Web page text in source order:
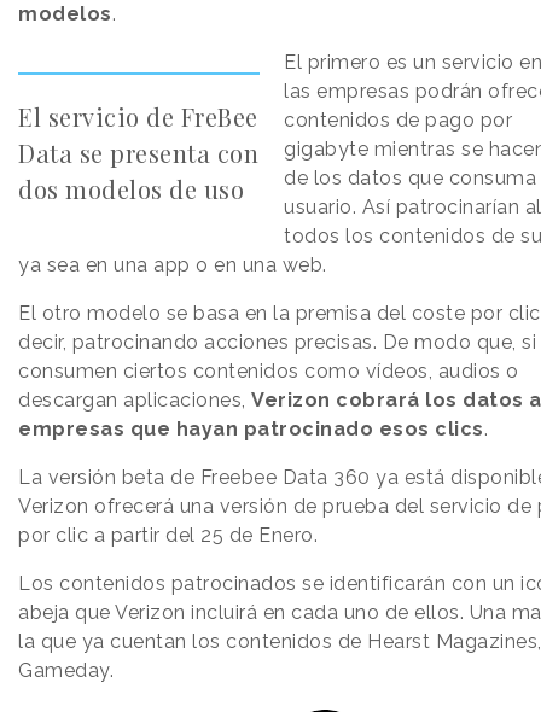
modelos.
El servicio de FreBee
Data se presenta con
dos modelos de uso
El primero es un servicio
las empresas podrán
contenidos de pago por
gigabyte mientras se
de los datos que consuma
usuario. Así patrocinarían
todos los contenidos de
ya sea en una app o en una web.
El otro modelo se basa en la premisa del coste por
decir, patrocinando acciones precisas. De modo que, si
consumen ciertos contenidos como vídeos, audios o
descargan aplicaciones, Verizon cobrará los datos
empresas que hayan patrocinado esos clics.
La versión beta de Freebee Data 360 ya está
Verizon ofrecerá una versión de prueba del servicio de
por clic a partir del 25 de Enero.
Los contenidos patrocinados se identificarán con un
abeja que Verizon incluirá en cada uno de ellos. Una
la que ya cuentan los contenidos de Hearst
Gameday.